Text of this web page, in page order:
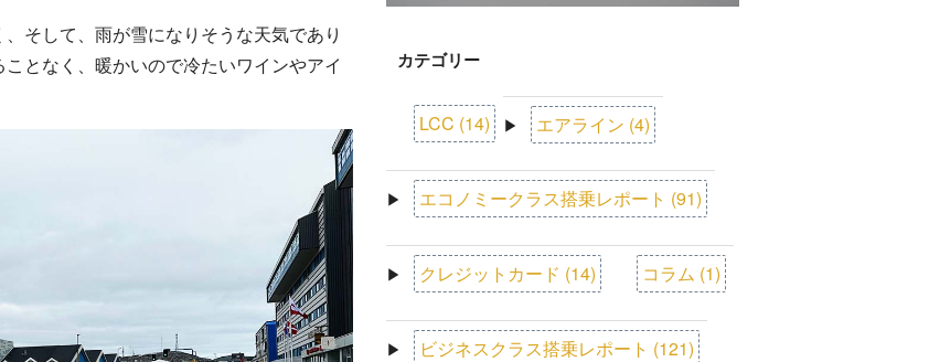
そして、雨が雪になりそうな天気であり
となく、暖かいので冷たいワインやアイ
カテゴリー
LCC (14) ▶ エアライン (4)
▶ エコノミークラス搭乗レポート (91)
▶ クレジットカード (14) コラム (1)
▶ ビジネスクラス搭乗レポート (121)